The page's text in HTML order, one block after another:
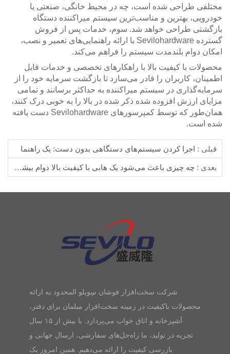
مختلفی طراحی شده است، چه در محیط خانگی، صنعتی یا
خودرویی، بهترین و مناسب‌ترین سیستم میراکننده دستگاه
بازگشتی طراحی خواهد شد. سوم، خدمات پس از فروش
گسترده Sevilohardware با ارائه راهنمایی‌های تعمیر و نصب،
امکان دوام بلندمدت سیستم را فراهم می‌کند.
محصولات با کیفیت بالا با راهکارهای تخصصی و خدمات قابل
اطمینان، کاربران را قادر می‌سازد تا بازگشت سرمایه خود را از
سرمایه‌گذاری در سیستم میراکننده به حداکثر برسانند و تمامی
مزایای ارزش افزوده شده ذکر شده در بالا را به خوبی درک کنند،
همان‌طور که توسط کمپرسورهای Sevilohardware دست یافته
شده است.
قبلی : اجرا کردن سیستم‌های دستگاهی بدون دست: یک راهنما
بعدی : چه چیزی باعث می‌شود یک هابی با کیفیت بالا دوام بیشتری داشته باشد
شرکت سخت‌افزار فوشان سِویلو المحدود به ارائه
محصولات باکیفیت در زمینه سخت‌افزار مبلمان برای دفتر،
آشپزخانه و اتاق خواب می‌پردازد. با بیش از ۱۵ سال
تجربه در تولید، ما راه‌حل‌های سفارشی، ارسال جهانی و
بازرسی کیفیت را ارائه می‌دهیم. همین امروز یک